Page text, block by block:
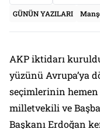
GÜNÜN YAZILARI
AKP iktidarı
yüzünü Avrupa’ya
seçimlerinin hemen
milletvekili ve
Başkanı Erdoğan